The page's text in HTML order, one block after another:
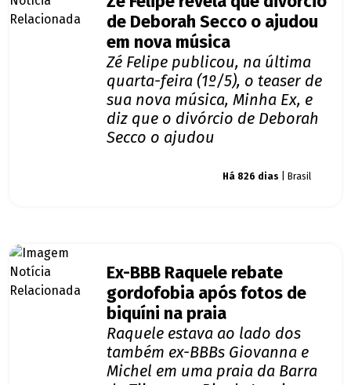
de Deborah Secco o ajudou
em nova música
Zé Felipe publicou, na última
quarta-feira (1º/5), o teaser de
sua nova música, Minha Ex, e
diz que o divórcio de Deborah
Secco o ajudou
Há 826 dias | Brasil
Ex-BBB Raquele rebate
gordofobia após fotos de
biquíni na praia
Raquele estava ao lado dos
também ex-BBBs Giovanna e
Michel em uma praia da Barra